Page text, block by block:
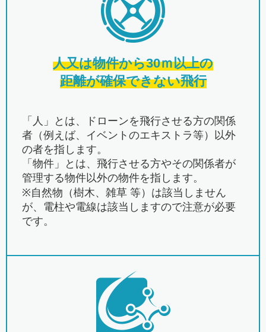
人又は物件から30ｍ以上の
距離が確保できない飛行
「人」とは、ドローンを飛行させる方の関係
者（例えば、イベントのエキストラ等）以外
の者を指します。
「物件」とは、飛行させる方やその関係者が
管理する物件以外の物件を指します。
※自然物（樹木、雑草 等）は該当しません
が、電柱や電線は該当しますので注意が必要
です。